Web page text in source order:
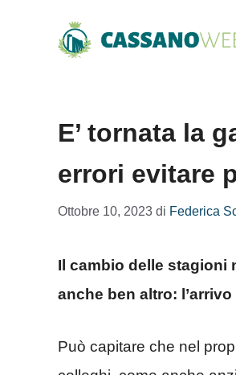
E’ tornata la
errori evitare
Ottobre 10, 2023 di Federica
Il cambio delle stagioni
anche ben altro:
Può capitare che nel